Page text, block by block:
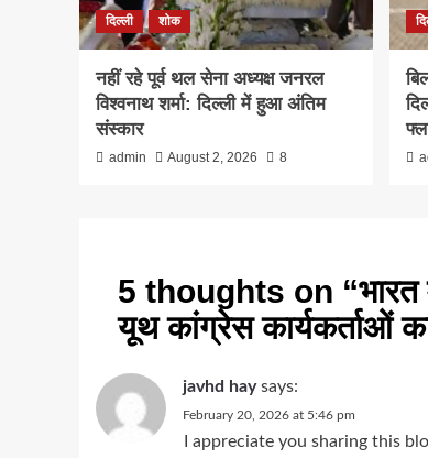
दिल्ली शोक
नहीं रहे पूर्व थल सेना अध्यक्ष जनरल
विश्वनाथ शर्मा: दिल्ली में हुआ अंतिम
संस्कार
admin August 2, 2026 8
5 thoughts on “
यूथ कांग्रेस कार्यकर्ताओं
javhd hay says:
February 20, 2026 at 5:46 pm
I appreciate you sharing this